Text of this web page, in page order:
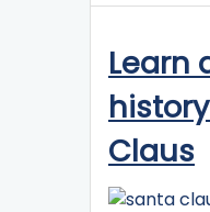
Learn
Claus